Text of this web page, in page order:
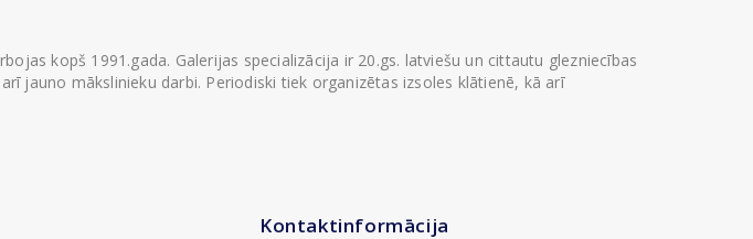
kopš 1991.gada. Galerijas specializācija ir 20.gs. latviešu un cittautu glezniecības
jauno mākslinieku darbi. Periodiski tiek organizētas izsoles klātienē, kā arī
Kontaktinformācija